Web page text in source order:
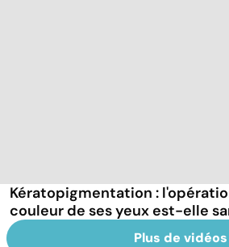
Kératopigmentation :
couleur de ses yeux est-elle
Plus de vidéos